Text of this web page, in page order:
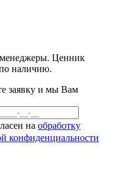
Ценник
наличию.
заявку и мы Вам
на обработку
конфиденциальности